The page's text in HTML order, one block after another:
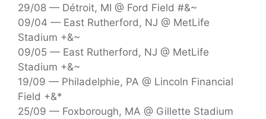
29/08 — Détroit, MI @ Ford Field #&~
09/04 — East Rutherford, NJ @ MetLife
Stadium +&~
09/05 — East Rutherford, NJ @ MetLife
Stadium +&~
19/09 — Philadelphie, PA @ Lincoln Financial
Field +&*
25/09 — Foxborough, MA @ Gillette Stadium